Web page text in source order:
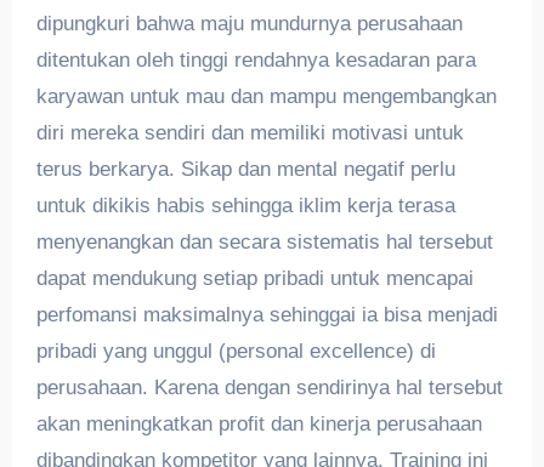
dipungkuri bahwa maju mundurnya perusahaan
ditentukan oleh tinggi rendahnya kesadaran para
karyawan untuk mau dan mampu mengembangkan
diri mereka sendiri dan memiliki motivasi untuk
terus berkarya. Sikap dan mental negatif perlu
untuk dikikis habis sehingga iklim kerja terasa
menyenangkan dan secara sistematis hal tersebut
dapat mendukung setiap pribadi untuk mencapai
perfomansi maksimalnya sehinggai ia bisa menjadi
pribadi yang unggul (personal excellence) di
perusahaan. Karena dengan sendirinya hal tersebut
akan meningkatkan profit dan kinerja perusahaan
dibandingkan kompetitor yang lainnya. Training ini